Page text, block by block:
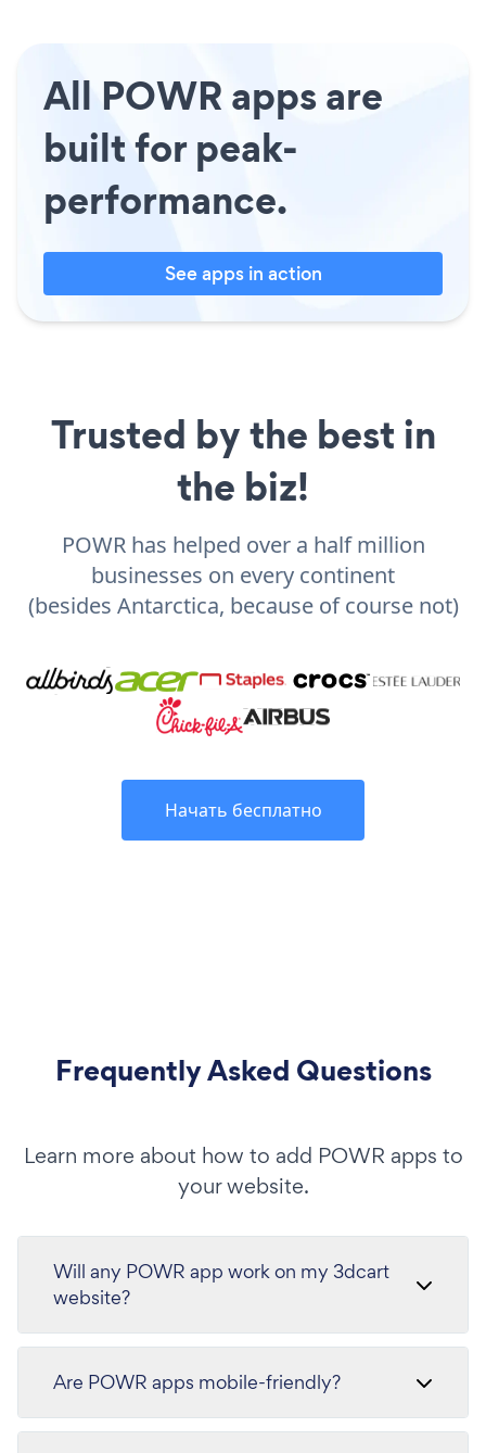
All POWR apps are
built for peak-
performance.
See apps in action
Trusted by the best in
the biz!
POWR has helped over a half million
businesses on every continent
(besides Antarctica, because of course not)
Начать бесплатно
Frequently Asked Questions
Learn more about how to add POWR apps to
your website.
Will any POWR app work on my 3dcart
website?
Are POWR apps mobile-friendly?